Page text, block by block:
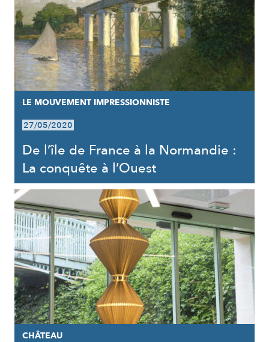
LE MOUVEMENT IMPRESSIONNISTE
27/05/2020
De l’île de France à la Normandie :
La conquête à l’Ouest
CHÂTEAU